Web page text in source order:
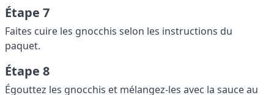
Étape 7
Faites cuire les gnocchis selon les instructions du
paquet.
Étape 8
Égouttez les gnocchis et mélangez-les avec la sauce au